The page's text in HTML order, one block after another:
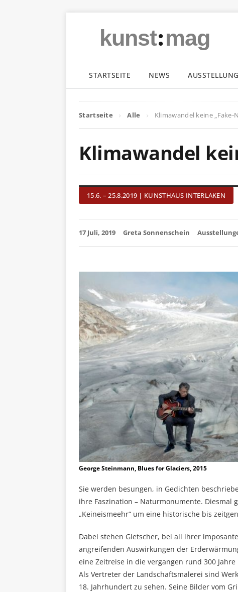
kunst:mag
STARTSEITE NEWS
Startseite Alle Klimawandel keine „Fake-
Klimawandel
15.6. – 25.8.2019 | KUNSTHAUS INTERLAKEN
17 Juli, 2019 Greta Sonnenschein
George Steinmann, Blues for Glaciers, 2015
Sie werden besungen, in Gedichten
ihre Faszination – Naturmonumente.
„Keineismeehr“ um eine historische bis
Dabei stehen Gletscher, bei all ihrer
angreifenden Auswirkungen der
eine Zeitreise in die vergangen rund 300 Jahre
Als Vertreter der Landschaftsmalerei sind
18. Jahrhundert zu sehen. Seine Bilder vom